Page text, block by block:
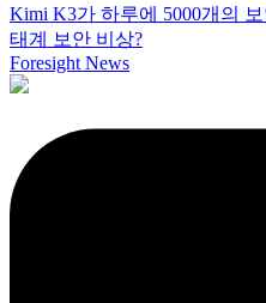
Kimi K3가 하루에 5000개의
태계 보안 비상?
Foresight News